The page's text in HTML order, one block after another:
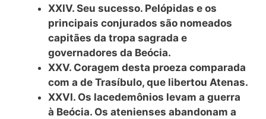
XXIV. Seu sucesso. Pelópidas e os
principais conjurados são nomeados
capitães da tropa sagrada e
governadores da Beócia.
XXV. Coragem desta proeza comparada
com a de Trasíbulo, que libertou Atenas.
XXVI. Os lacedemônios levam a guerra
à Beócia. Os atenienses abandonam a